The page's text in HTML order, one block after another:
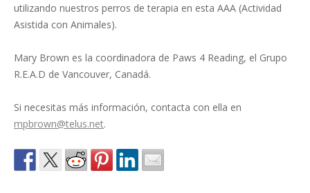
utilizando nuestros perros de terapia en esta AAA (Actividad
Asistida con Animales).
Mary Brown es la coordinadora de Paws 4 Reading, el Grupo
R.E.A.D de Vancouver, Canadá.
Si necesitas más información, contacta con ella en
mpbrown@telus.net.